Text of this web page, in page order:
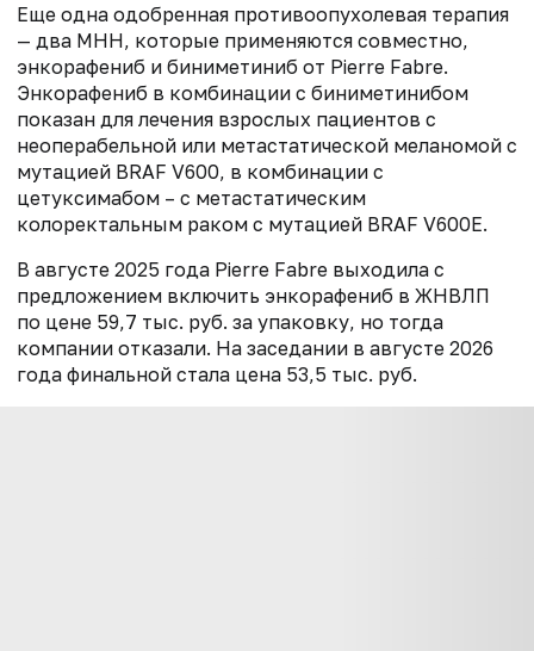
Еще одна одобренная противоопухолевая терапия
— два МНН, которые применяются совместно,
энкорафениб и биниметиниб от Pierre Fabre.
Энкорафениб в комбинации с биниметинибом
показан для лечения взрослых пациентов с
неоперабельной или метастатической меланомой с
мутацией BRAF V600, в комбинации с
цетуксимабом – с метастатическим
колоректальным раком с мутацией BRAF V600E.
В августе 2025 года Pierre Fabre выходила с
предложением включить энкорафениб в ЖНВЛП
по цене 59,7 тыс. руб. за упаковку, но тогда
компании отказали. На заседании в августе 2026
года финальной стала цена 53,5 тыс. руб.